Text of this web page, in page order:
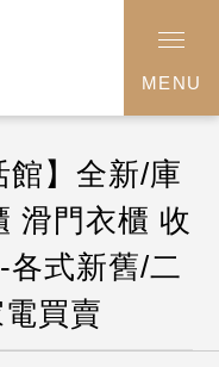
MENU
館】全新/庫
滑門衣櫃 收
式新舊/二
買賣